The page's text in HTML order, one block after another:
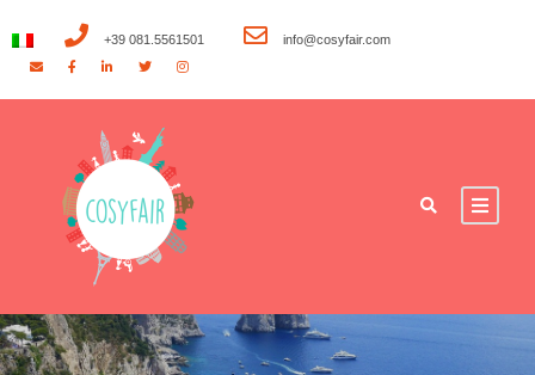
+39 081.5561501 info@cosyfair.com